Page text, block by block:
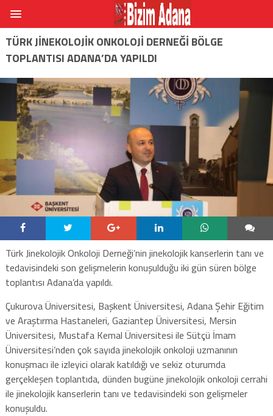
TÜRK JINEKOLOJIK ONKOLOJI DERNEĞI BÖLGE
TOPLANTISI ADANA’DA YAPILDI
Türk Jinekolojik Onkoloji Derneği’nin jinekolojik kanserlerin tanı ve
tedavisindeki son gelişmelerin konuşulduğu iki gün süren bölge
toplantısı Adana’da yapıldı.
Çukurova Üniversitesi, Başkent Üniversitesi, Adana Şehir Eğitim
ve Araştırma Hastaneleri, Gaziantep Üniversitesi, Mersin
Üniversitesi, Mustafa Kemal Üniversitesi ile Sütçü İmam
Üniversitesi’nden çok sayıda jinekolojik onkoloji uzmanının
konuşmacı ile izleyici olarak katıldığı ve sekiz oturumda
gerçekleşen toplantıda, dünden bugüne jinekolojik onkoloji cerrahi
ile jinekolojik kanserlerin tanı ve tedavisindeki son gelişmeler
konuşuldu.